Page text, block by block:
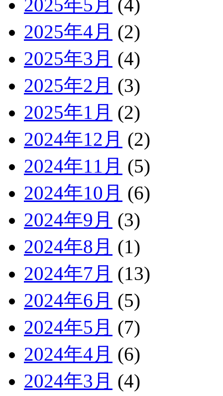
2025年5月 (4)
2025年4月 (2)
2025年3月 (4)
2025年2月 (3)
2025年1月 (2)
2024年12月 (2)
2024年11月 (5)
2024年10月 (6)
2024年9月 (3)
2024年8月 (1)
2024年7月 (13)
2024年6月 (5)
2024年5月 (7)
2024年4月 (6)
2024年3月 (4)